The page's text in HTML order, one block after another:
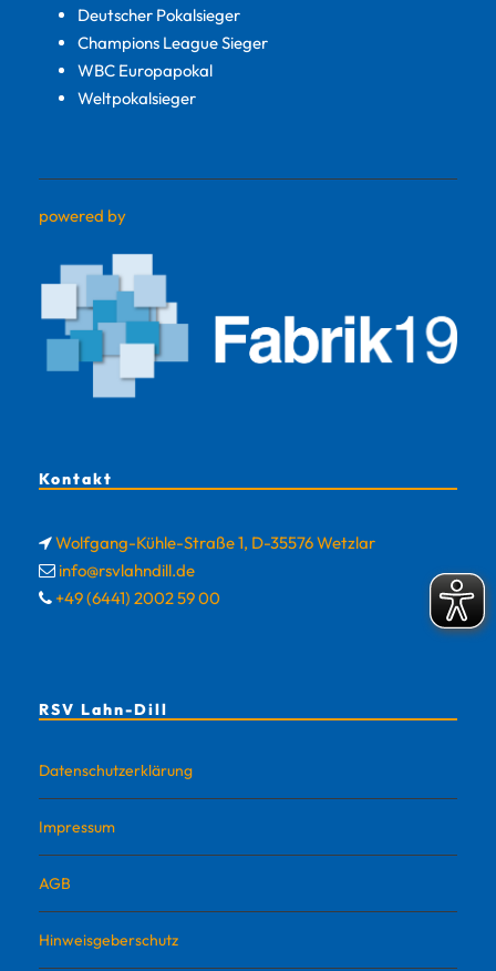
Deutscher Pokalsieger
Champions League Sieger
WBC Europapokal
Weltpokalsieger
powered by
Kontakt
Wolfgang-Kühle-Straße 1, D-35576 Wetzlar
info@rsvlahndill.de
+49 (6441) 2002 59 00
RSV Lahn-Dill
Datenschutzerklärung
Impressum
AGB
Hinweisgeberschutz